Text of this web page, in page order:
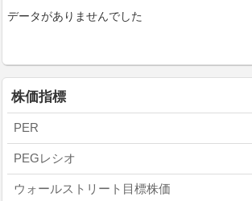
データがありませんでした
株価指標
PER
PEGレシオ
ウォールストリート目標株価